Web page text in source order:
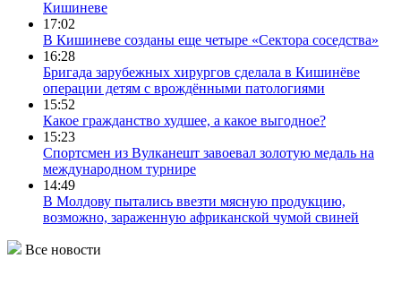
Кишиневе
17:02
В Кишиневе созданы еще четыре «Сектора соседства»
16:28
Бригада зарубежных хирургов сделала в Кишинёве
операции детям с врождёнными патологиями
15:52
Какое гражданство худшее, а какое выгодное?
15:23
Спортсмен из Вулканешт завоевал золотую медаль на
международном турнире
14:49
В Молдову пытались ввезти мясную продукцию,
возможно, зараженную африканской чумой свиней
Все новости